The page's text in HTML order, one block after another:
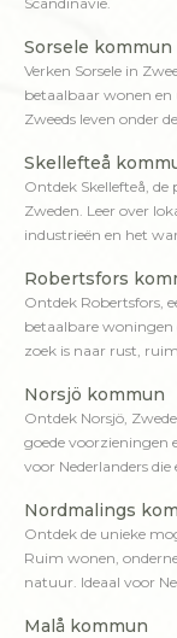
Sorsele kommun
Verken Sorsele in
betaalbaar wonen
Zweeds leven onder
Skellefteå
Ontdek Skellefteå,
Zweden. Leer over
industrieën en het
Robertsfors
Ontdek Robertsfors,
betaalbare woningen
zoek is naar rust,
Norsjö kommun
Ontdek Norsjö,
goede voorzieningen
voor Nederlanders die
Nordmalings
Ontdek de unieke
Ruim wonen,
natuur. Ideaal voor
Malå kommun